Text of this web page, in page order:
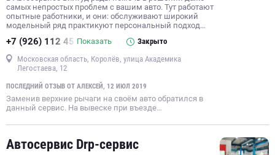
самых непростых проблем с вашим авто. Тут работают
опытные работники, и они: обслуживают широкий
модельный ряд практикуют персональный подход…
+7 (926) 112 45 Показать Закрыто
Московская область, Королёв, улица Академика
Легостаева, 12
ПОСЛЕДНИЙ ОТЗЫВ ОТ АЛЕКСЕЙ, 12 ИЮЛ 2019
Заменив верхние рычаги на своём авто обратился в
данный сервис. На вывеске при въезде…
Автосервис Drp-сервис